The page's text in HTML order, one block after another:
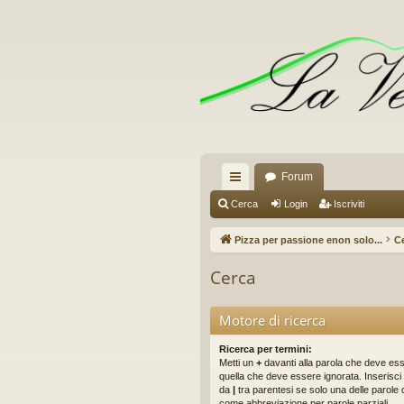
oll
eg
m
R
ap
Forum
Cerca Login Iscriviti
Pizza per passione enon solo...
Cerca
Motore di ricerca
Ricerca per termini:
Metti un + davanti alla parola che deve
quella che deve essere ignorata.
da | tra parentesi se solo una delle